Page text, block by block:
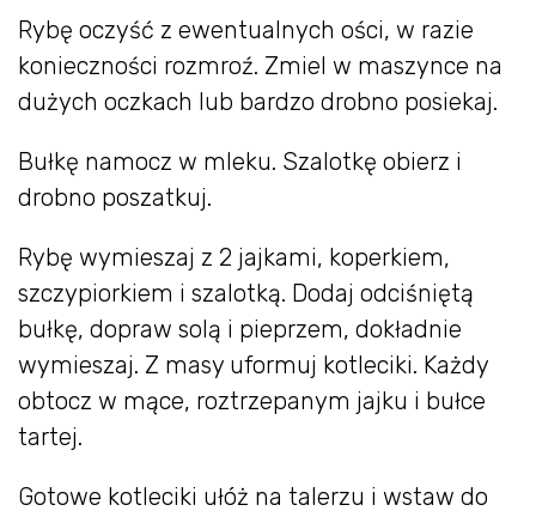
Rybę oczyść z ewentualnych ości, w razie
konieczności rozmroź. Zmiel w maszynce na
dużych oczkach lub bardzo drobno posiekaj.
Bułkę namocz w mleku. Szalotkę obierz i
drobno poszatkuj.
Rybę wymieszaj z 2 jajkami, koperkiem,
szczypiorkiem i szalotką. Dodaj odciśniętą
bułkę, dopraw solą i pieprzem, dokładnie
wymieszaj. Z masy uformuj kotleciki. Każdy
obtocz w mące, roztrzepanym jajku i bułce
tartej.
Gotowe kotleciki ułóż na talerzu i wstaw do